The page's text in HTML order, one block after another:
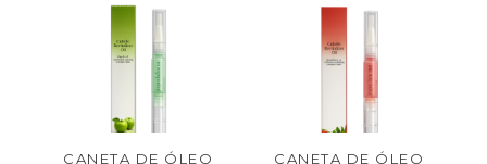
CANETA DE ÓLEO CANETA DE ÓLEO